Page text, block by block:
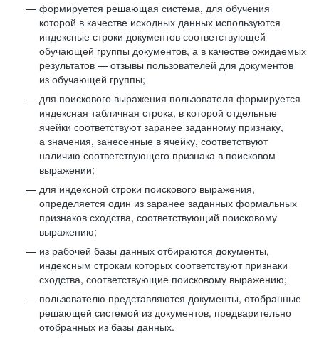
формируется решающая система, для обучения
которой в качестве исходных данных используются
индексные строки документов соответствующей
обучающей группы документов, а в качестве ожидаемых
результатов — отзывы пользователей для документов
из обучающей группы;
для поискового выражения пользователя формируется
индексная табличная строка, в которой отдельные
ячейки соответствуют заранее заданному признаку,
а значения, занесенные в ячейку, соответствуют
наличию соответствующего признака в поисковом
выражении;
для индексной строки поискового выражения,
определяется один из заранее заданных формальных
признаков сходства, соответствующий поисковому
выражению;
из рабочей базы данных отбираются документы,
индексным строкам которых соответствуют признаки
сходства, соответствующие поисковому выражению;
пользователю представляются документы, отобранные
решающей системой из документов, предварительно
отобранных из базы данных.